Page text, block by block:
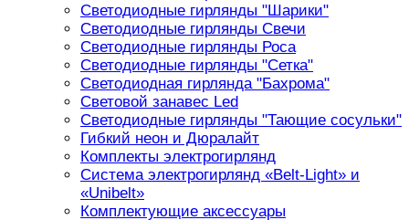
Светодиодные гирлянды "Шарики"
Светодиодные гирлянды Свечи
Светодиодные гирлянды Роса
Светодиодные гирлянды "Сетка"
Светодиодная гирлянда "Бахрома"
Световой занавес Led
Светодиодные гирлянды "Тающие сосульки"
Гибкий неон и Дюралайт
Комплекты электрогирлянд
Система электрогирлянд «Belt-Light» и
«Unibelt»
Комплектующие аксессуары